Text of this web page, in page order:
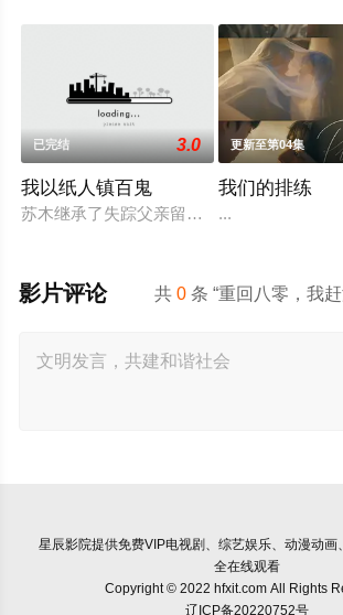
已完结 3.0
我以纸人镇百鬼
苏木继承了失踪父亲留下的白事馆，本想
更新至第04集
我们的排练
...
共0 条 “重回八零，我
影片评论
星辰影院提供免费VIP电视剧、综艺娱乐、动漫动画
全在线观看
Copyright © 2022 hfxit.com All Rights
辽ICP备20220752号